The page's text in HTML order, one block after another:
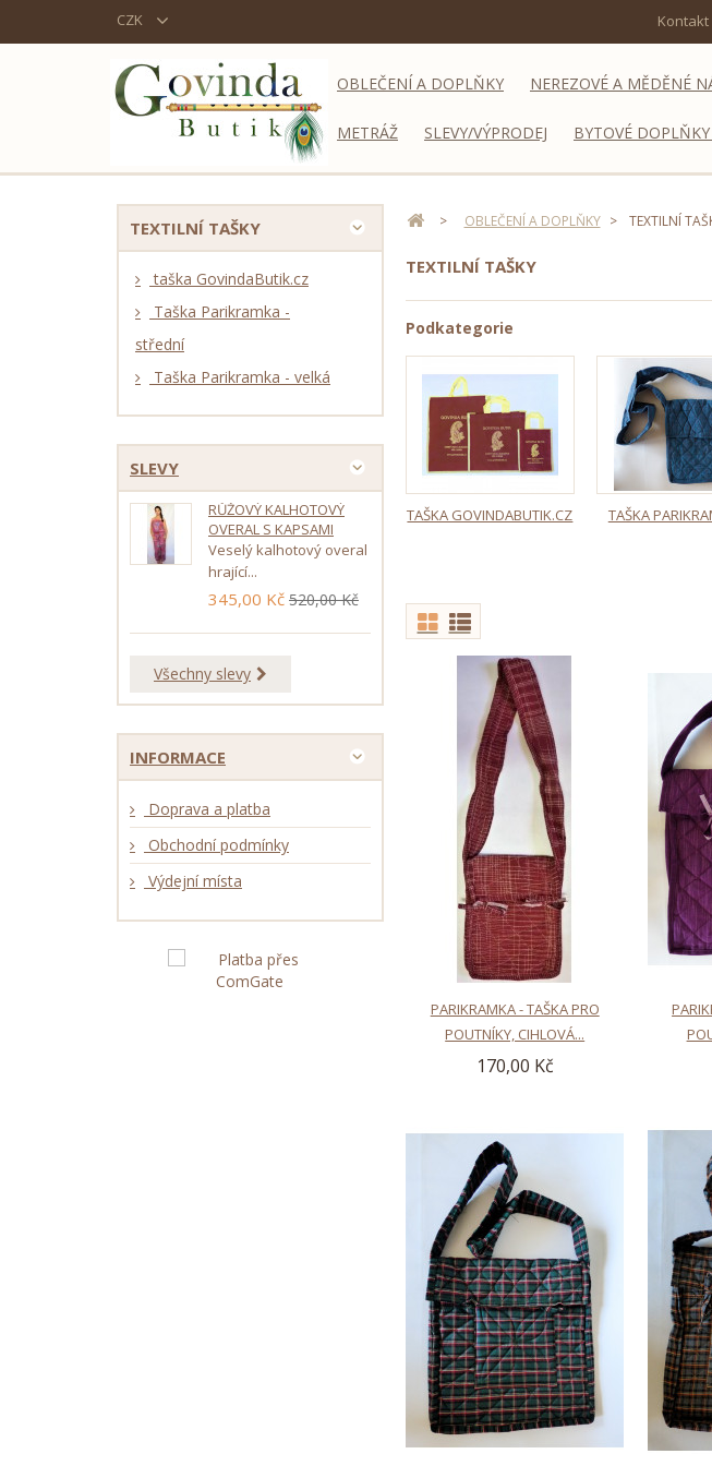
CZK Kontakt
OBLEČENÍ A DOPLŇKY NEREZOVÉ A MĚDĚNÉ
METRÁŽ SLEVY/VÝPRODEJ BYTOVÉ
TEXTILNÍ TAŠKY
taška GovindaButik.cz
Taška Parikramka -
střední
Taška Parikramka - velká
SLEVY
RŮŽOVÝ KALHOTOVÝ
OVERAL S KAPSAMI
Veselý kalhotový overal
hrající...
345,00 Kč 520,00 Kč
Všechny slevy
INFORMACE
Doprava a platba
Obchodní podmínky
Výdejní místa
> OBLEČENÍ A DOPLŇKY > TEXTILNÍ
TEXTILNÍ TAŠKY
Podkategorie
TAŠKA GOVINDABUTIK.CZ TAŠKA
PARIKRAMKA - TAŠKA PRO
POUTNÍKY, CIHLOVÁ...
170,00 Kč